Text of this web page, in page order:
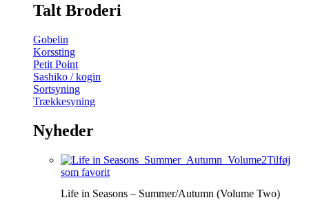
Talt Broderi
Gobelin
Korssting
Petit Point
Sashiko / kogin
Sortsyning
Trækkesyning
Nyheder
Tilføj
som favorit
Life in Seasons – Summer/Autumn (Volume Two)